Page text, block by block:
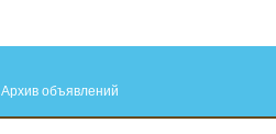
Архив объявлений